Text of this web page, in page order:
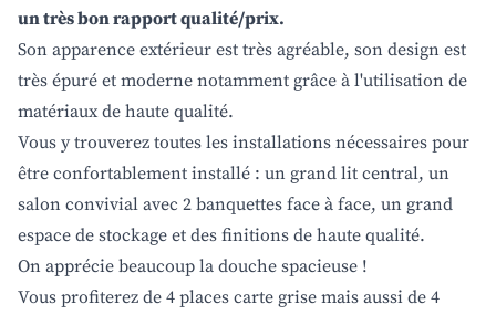
un très bon rapport qualité/prix.
Son apparence extérieur est très agréable, son design est
très épuré et moderne notamment grâce à l'utilisation de
matériaux de haute qualité.
Vous y trouverez toutes les installations nécessaires pour
être confortablement installé : un grand lit central, un
salon convivial avec 2 banquettes face à face, un grand
espace de stockage et des finitions de haute qualité.
On apprécie beaucoup la douche spacieuse !
Vous profiterez de 4 places carte grise mais aussi de 4